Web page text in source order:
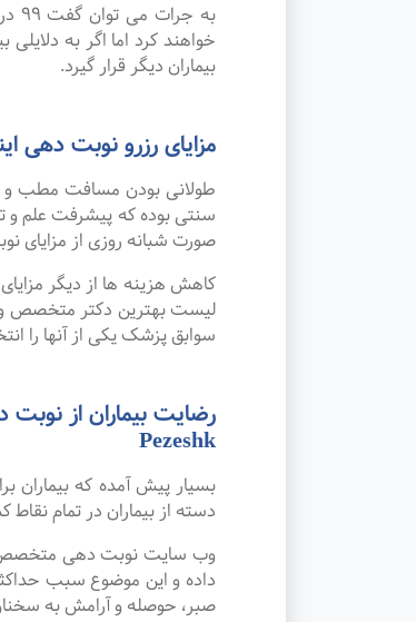
خواهند کرد اما اگر به
بیماران دیگر قرار گیرد.
مزایای رزرو نوبت دهی
طولانی بودن مسافت مطب و
صورت شبانه روزی از مزایای
کاهش هزینه ها از دیگر
لیست بهترین دکتر متخصص و
سوابق پزشک یکی از آنها را
Pezeshk
بسیار پیش آمده که
دسته از بیماران در تمام
وب سایت نوبت دهی متخصص و
داده و این موضوع سبب
صبر، حوصله و آرامش به